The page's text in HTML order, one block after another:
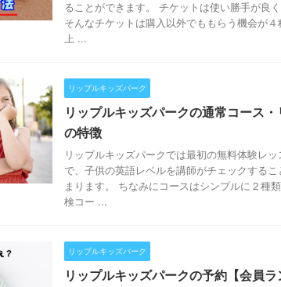
ることができます。 チケットは使い勝手が良
そんなチケットは購入以外でももらう機会が
上 ...
リップルキッズパーク
リップルキッズパークの通常コース
の特徴
リップルキッズパークでは最初の無料体験レ
で、子供の英語レベルを講師がチェックする
まります。 ちなみにコースはシンプルに２種
検コー ...
リップルキッズパーク
リップルキッズパークの予約【会員